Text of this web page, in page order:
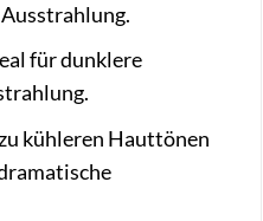
für dunklere
kühleren Hauttönen